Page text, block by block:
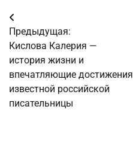
Навигация
по
записям
Предыдущая:
Кислова Калерия —
история жизни и
впечатляющие достижения
известной российской
писательницы